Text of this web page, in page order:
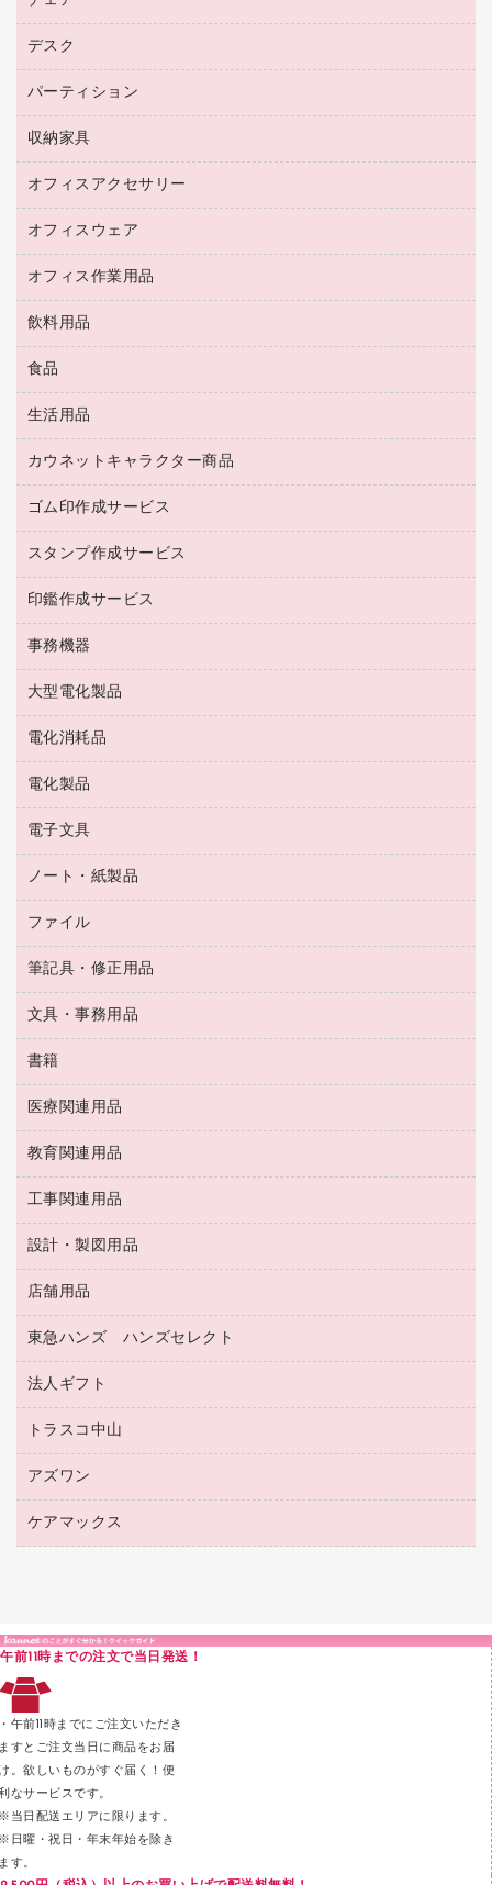
コピートナー
インクカートリッジ
ハガキ用紙
その他コピー用紙・プリンタ用紙
コピー用紙
ネットワーク／ＬＡＮ機器
ネットワーク／ＬＡＮアクセサリー
セキュリティ用品
ＵＳＢハブ／ＵＳＢアクセサリー
ＯＡフィルター
ＯＡクリーナー／エアダスター
ＨＤＤ／ＳＳＤ
ディスプレイモニター
プロジェクタ
ファクシミリ
デジタルカメラ
スキャナー
コピー機
ＣＤ－ＲＷ
ＣＤ－Ｒ
メディア収納用品
応接イス・ベンチ
オフィスチェア
デスク
ミーティングテーブル
デスク
カウンター
パーティション
ホワイトボード・黒板
収納家具
保管庫・書庫
ロッカー・下駄箱
その他収納
オフィスアクセサリー
オフィスアクセサリー
オフィスウェア
医療・介護・ワーキングウェア
ブラウス・シャツ
アウター
オフィス作業用品
養生用品
防災用品
防災用備蓄食品・飲料
台車・脚立
倉庫収納用品
作業用雑貨
梱包用品
梱包用テープ
園芸用品
ペット用品
飲料用品
緑茶飲料
茶葉・インスタント
紅茶・バラエティ飲料
レギュラーコーヒー
ミルク・シュガー
ソフトドリンク
コーヒーメーカー・備品
インスタントコーヒー
食品
食品
菓子
生活用品
浴室用品
台所用洗剤
掃除用品
掃除用洗剤
洗濯用品
消臭・芳香剤
殺虫剤
飲食用消耗品
ハンドソープ・石鹸
トイレ用品
トイレ用洗剤
ティッシュペーパー
ダストボックス
タオル・アメニティ用品
スリッパ・サンダル・シューズ
スポーツ・レジャー用品
ゴミ袋
キッチン用品
食品添加物製品
カウネットキャラクター商品
カウネットキャラクター商品
ゴム印作成サービス
ゴム印作成サービス
ゴム印（一行印）作成サービス
ゴム印（フリーサイズ印）作成サービス
スタンプ作成サービス
シヤチハタスタンプ作成サービス
カウネットスタンプ作成サービス
印鑑作成サービス
印鑑作成サービス
事務機器
大型シュレッダー（共配）
レーザーポインター
ラミネートフィルム
ラミネータ
タイムレコーダー
シュレッダ
ＯＨＰ用品
大型電化製品
冷蔵庫・キッチン・調理家電
テレビ・ＡＶ機器
電化消耗品
電球・蛍光灯
乾電池・充電池
フィルム・カメラ用品
デスクライト
アルバム
電化製品
掃除機・クリーナー
空調・季節家電
その他電化製品
キッチン・調理家電
ＯＡタップ／延長コード
電子文具
電卓
ラベルテープ
その他電子文具
ノート・紙製品
封筒
粘着メモ
伝票
典礼用品
帳簿
額縁
各種用紙
ルーズリーフ
ファイル
名刺整理用品
板目表紙・綴込表紙
背幅が伸びるファイル
統一伝票用ファイル
収納保存用品
レターファイル
リングファイル
プレゼン用ファイル
ファイルボックス
パイプ式ファイル
その他ファイル
クリヤーホルダー
クリヤーブック（差替式）
クリヤーブック（固定式）
Ｚ式ファイル
２穴リフィル・２穴インデックス
筆記具・修正用品
万年筆
筆ペン
消しゴム
修正液・修正ペン
修正テープ
鉛筆
マーキングペン（油性）
マーキングペン（水性）
ボールペン（油性）
ボールペン（ゲルインク）
シャープペンシル用替芯
文具・事務用品
輪ゴム
両面テープ
名札
保管・整理用品
壁面／足元収納
備品／小物ケース
透明テープ 事務用
電話台
針なしステープラー
紙めくり
裁断機
印章用品
ラベル類
メンディングテープ
メッシュケース／ペンケース
フロアケース
ブックエンド／ブックスタンド
書籍
パソコンソフト
医療関連用品
保健用品
使い捨て手袋
感染症対策用品
介護用品
医療関連用品
教育関連用品
教育関連用品
工事関連用品
工事関連用品
屋外用品
設計・製図用品
設計・製図用品
店舗用品
店舗運営用品
陳列什器
紙手提げ袋
レジ・ポリ袋
ディスプレイ用品
カウンター／お会計用品
東急ハンズ ハンズセレクト
東急ハンズ
法人ギフト
高島屋
カウネットギフト
高島屋（食品・飲料）
カウネットギフト（食品・飲料）
トラスコ中山
建築・作業用品
アズワン
医療・介護用品（食品・飲料・食添製品）
ケアマックス
午前11時までの注文で当日発送！
午前11時までにご注文いただき
すとご注文当日に商品をお届
。欲しいものがすぐ届く！便
なサービスです。
当日配送エリアに限ります。
日曜・祝日・年末年始を除き
す。